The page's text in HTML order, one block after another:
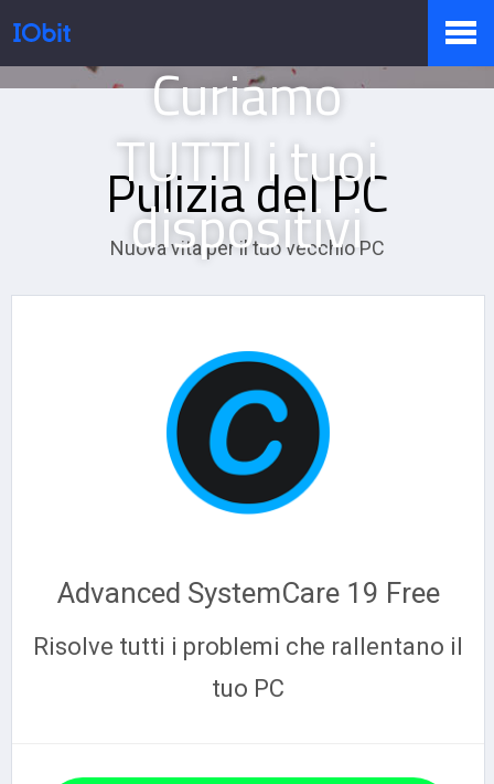
Sala Stampa
Noi Proteggiamo e
Curiamo
TUTTI i tuoi
dispositivi
Pulizia del PC
Nuova vita per il tuo vecchio PC
Advanced SystemCare 19 Free
Risolve tutti i problemi che rallentano il
tuo PC